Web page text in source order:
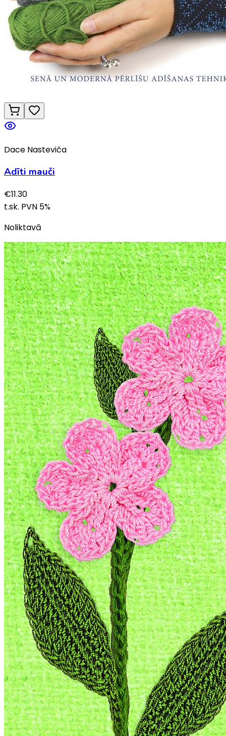
Dace Nasteviča
Adīti mauči
€11.30
t.sk. PVN 5%
Noliktavā